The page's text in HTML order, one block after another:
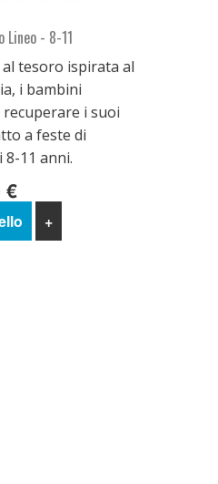
Lineo - 8-11
al tesoro ispirata al
i bambini
i suoi
a feste di
11 anni.
€
+